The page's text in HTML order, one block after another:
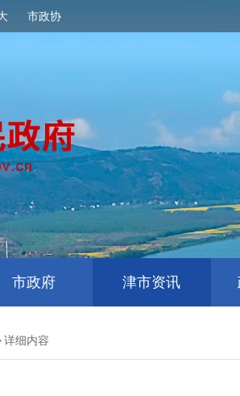
市政协
市政府 津市资讯
详细内容